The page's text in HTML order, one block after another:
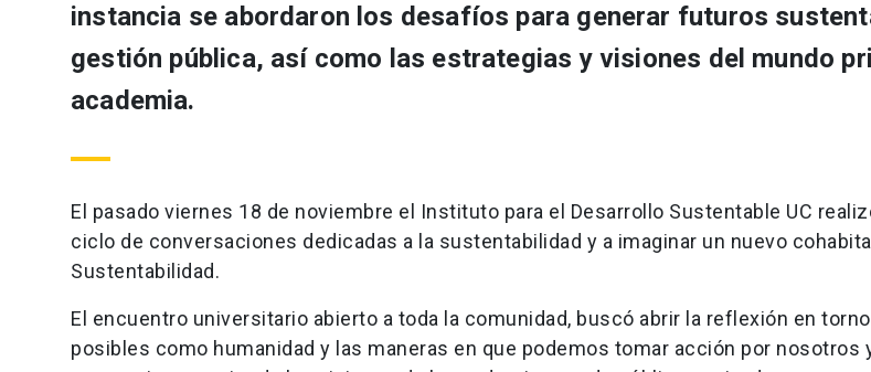
instancia se abordaron los desafíos para generar futuros
gestión pública, así como las estrategias y visiones del mundo
academia.
El pasado viernes 18 de noviembre el Instituto para el Desarrollo Sustentable UC
ciclo de conversaciones dedicadas a la sustentabilidad y a imaginar un nuevo
Sustentabilidad.
El encuentro universitario abierto a toda la comunidad, buscó abrir la reflexión en
posibles como humanidad y las maneras en que podemos tomar acción por nosotros